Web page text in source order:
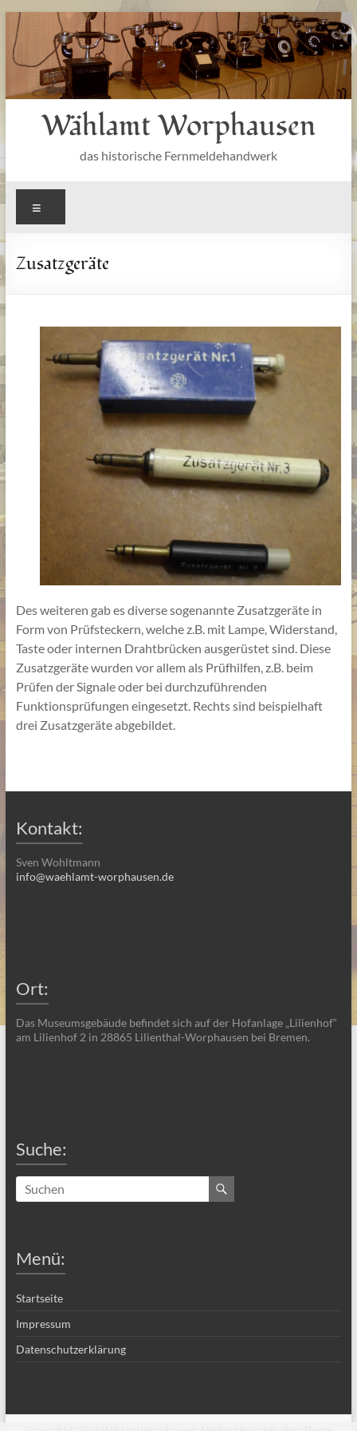
Zum
Inhalt
springen
Wählamt Worphausen
das historische Fernmeldehandwerk
Zusatzgeräte
Des weiteren gab es diverse sogenannte Zusatzgeräte in
Form von Prüfsteckern, welche z.B. mit Lampe, Widerstand,
Taste oder internen Drahtbrücken ausgerüstet sind. Diese
Zusatzgeräte wurden vor allem als Prüfhilfen, z.B. beim
Prüfen der Signale oder bei durchzuführenden
Funktionsprüfungen eingesetzt. Rechts sind beispielhaft
drei Zusatzgeräte abgebildet.
Kontakt:
Sven Wohltmann
info@waehlamt-worphausen.de
Ort:
Das Museumsgebäude befindet sich auf der Hofanlage „Lilienhof“
am Lilienhof 2 in 28865 Lilienthal-Worphausen bei Bremen.
Suche:
Menü:
Startseite
Impressum
Datenschutzerklärung